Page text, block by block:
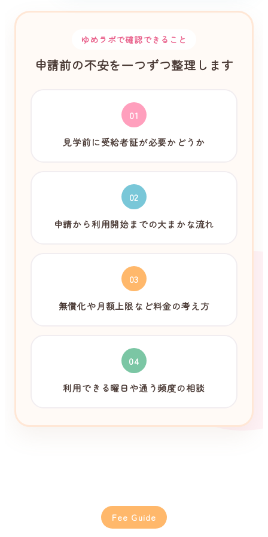
ゆめラボで確認できること
申請前の不安を一つずつ整理します
01
見学前に受給者証が必要かどうか
02
申請から利用開始までの大まかな流れ
03
無償化や月額上限など料金の考え方
04
利用できる曜日や通う頻度の相談
Fee Guide